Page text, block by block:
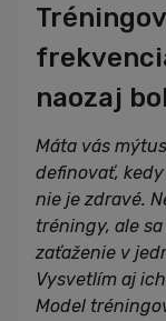
naozaj
Máta vás
definovať,
nie je zdravé.
tréningy, ale
zaťaženie v
Vysvetlím aj
Model